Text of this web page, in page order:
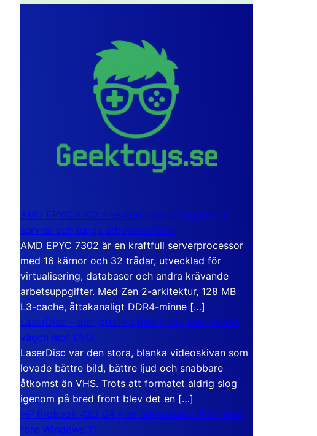
AMD EPYC 7302 – sexton kärnor byggda för
servrar och tunga arbetsstationer
AMD EPYC 7302 är en kraftfull serverprocessor
med 16 kärnor och 32 trådar, utvecklad för
virtualisering, databaser och andra krävande
arbetsuppgifter. Med Zen 2-arkitektur, 128 MB
L3-cache, åttakanaligt DDR4-minne […]
LaserDisc – den jättelika filmskivan som visade
vägen mot DVD
LaserDisc var den stora, blanka videoskivan som
lovade bättre bild, bättre ljud och snabbare
åtkomst än VHS. Trots att formatet aldrig slog
igenom på bred front blev det en […]
HP ProBook 430 G4 – en arbetsdator från tiden
före Windows 11